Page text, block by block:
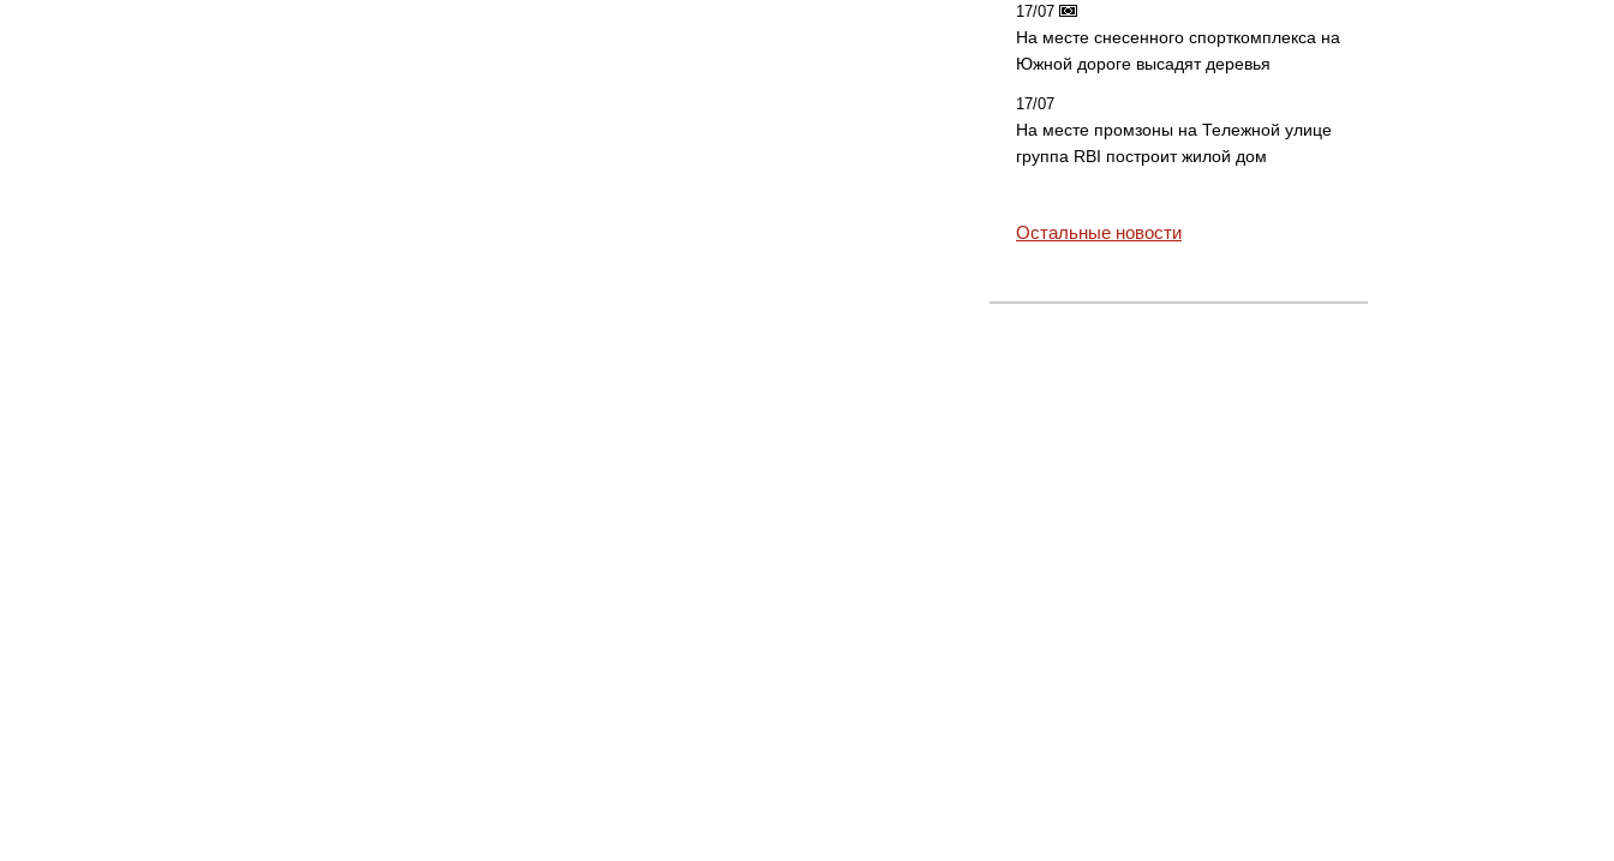
17/07
На месте снесенного спорткомплекса на
Южной дороге высадят деревья
17/07
На месте промзоны на Тележной улице
группа RBI построит жилой дом
Остальные новости